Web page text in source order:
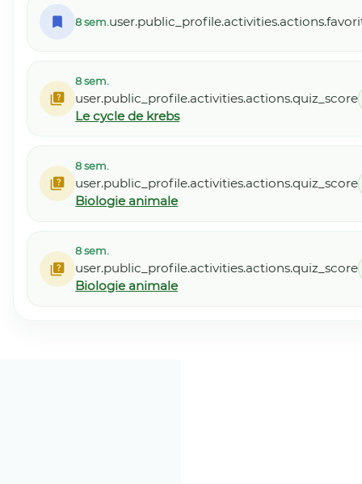
8 sem.
8 sem.
user.public_profile.activities.actions.quiz_score
Le cycle de krebs
8 sem.
user.public_profile.activities.actions.quiz_score
Biologie animale
8 sem.
user.public_profile.activities.actions.quiz_score
Biologie animale